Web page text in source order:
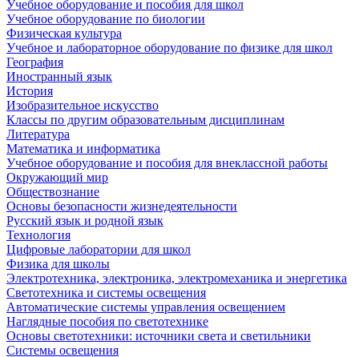
Учебное оборудование и пособия для школ
Учебное оборудование по биологии
Физическая культура
Учебное и лабораторное оборудование по физике для школ
География
Иностранный язык
История
Изобразительное искусство
Классы по другим образовательным дисциплинам
Литература
Математика и информатика
Учебное оборудование и пособия для внеклассной работы
Окружающий мир
Обществознание
Основы безопасности жизнедеятельности
Русский язык и родной язык
Технология
Цифровые лаборатории для школ
Физика для школы
Электротехника, электроника, электромеханика и энергетика
Светотехника и системы освещения
Автоматические системы управления освещением
Наглядные пособия по светотехнике
Основы светотехники: источники света и светильники
Системы освещения